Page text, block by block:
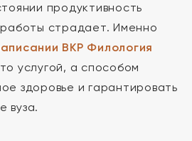
продуктивность
страдает. Именно
ВКР Филология
услугой, а способом
здоровье и гарантировать
вуза.